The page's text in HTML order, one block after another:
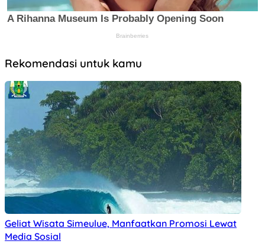
Rekomendasi untuk kamu
Geliat Wisata Simeulue, Manfaatkan Promosi Lewat
Media Sosial